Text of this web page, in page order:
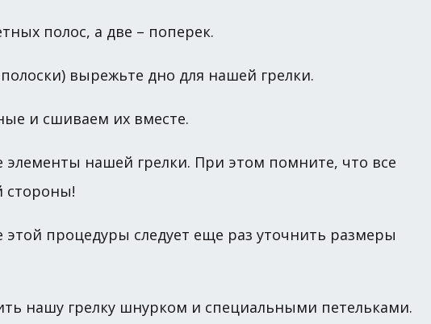
полос, а две – поперек.
вырежьте дно для нашей грелки.
и сшиваем их вместе.
нашей грелки. При этом помните, что все
стороны!
процедуры следует еще раз уточнить размеры
нашу грелку шнурком и специальными петельками.